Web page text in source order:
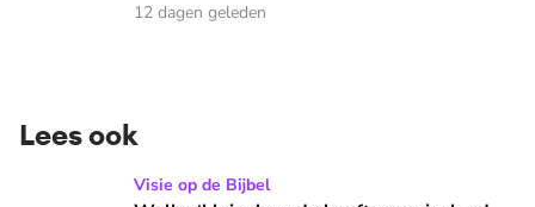
12 dagen geleden
Lees ook
Welke ‘kleine’ zonde heeft meer invloed op je leven dan je
Visie op de Bijbel